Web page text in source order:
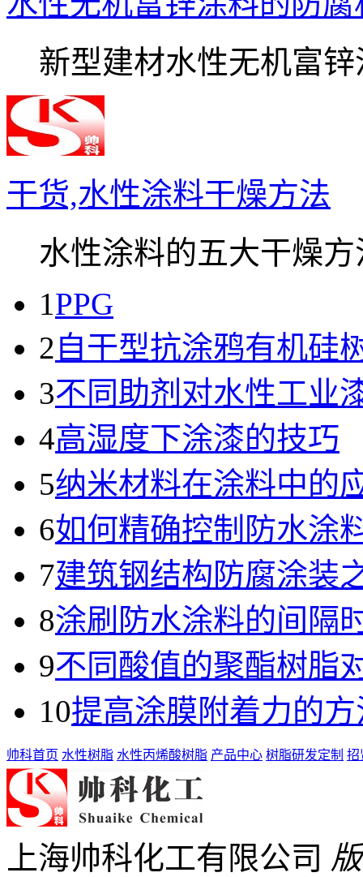
新型建材水性无机富锌
干货,水性涂料干燥方法
水性涂料的五大干燥方
1PPG
2自干型抗涂鸦有机硅
3不同助剂对水性工业
4高湿度下涂漆的技巧
5纳米材料在涂料中的
6如何精确控制防水涂
7建筑钢结构防腐涂装
8涂刷防水涂料的间隔
9不同酸值的聚酯树脂
10提高涂膜附着力的方
帅科首页 水性树脂 水性丙烯酸树脂 产品中心 树脂研发定制 招
上海帅科化工有限公司